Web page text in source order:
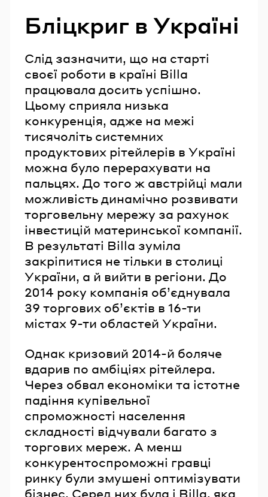
Бліцкриг в Україні
Слід зазначити, що на старті
своєї роботи в країні Billa
працювала досить успішно.
Цьому сприяла низька
конкуренція, адже на межі
тисячоліть системних
продуктових рітейлерів в Україні
можна було перерахувати на
пальцях. До того ж австрійці мали
можливість динамічно розвивати
торговельну мережу за рахунок
інвестицій материнської компанії.
В результаті Billa зуміла
закріпитися не тільки в столиці
України, а й вийти в регіони. До
2014 року компанія об’єднувала
39 торгових об’єктів в 16-ти
містах 9-ти областей України.
Однак кризовий 2014-й боляче
вдарив по амбіціях рітейлера.
Через обвал економіки та істотне
падіння купівельної
спроможності населення
складності відчували багато з
торгових мереж. А менш
конкурентоспроможні гравці
ринку були змушені оптимізувати
бізнес. Серед них була і Billa, яка